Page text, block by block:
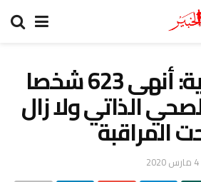
نصاف بن علية: أنهى 623 شخصا
الذاتي ولا زال
4 مارس 2020